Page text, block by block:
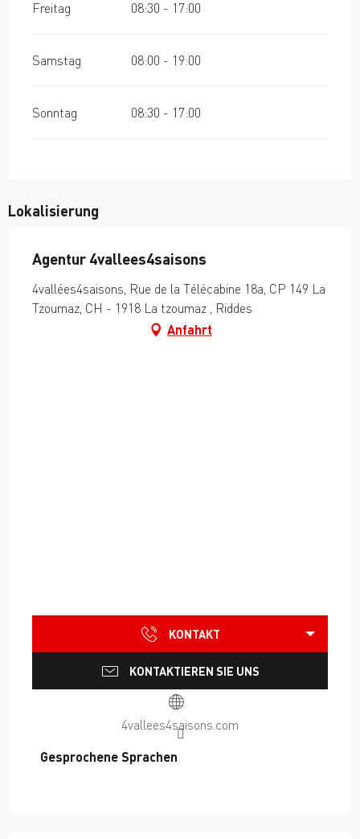
Freitag 08:30 - 17:00
Samstag 08:00 - 19:00
Sonntag 08:30 - 17:00
Lokalisierung
Agentur 4vallees4saisons
4vallées4saisons, Rue de la Télécabine 18a, CP 149 La
Tzoumaz, CH - 1918 La tzoumaz , Riddes
Anfahrt
KONTAKT
KONTAKTIEREN SIE UNS
4vallees4saisons.com
Gesprochene Sprachen
Gesprochene Sprachen